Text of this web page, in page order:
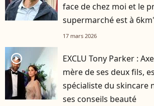
face de chez moi et le
supermarché est à
17 mars 2026
player2
EXCLU Tony Parker :
mère de ses deux fils,
spécialiste du skincare
ses conseils beauté